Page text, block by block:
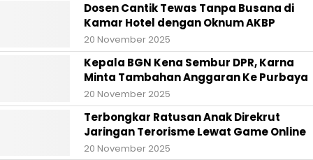
Dosen Cantik Tewas Tanpa Busana di
Kamar Hotel dengan Oknum AKBP
20 November 2025
Kepala BGN Kena Sembur DPR, Karna
Minta Tambahan Anggaran Ke Purbaya
20 November 2025
Terbongkar Ratusan Anak Direkrut
Jaringan Terorisme Lewat Game Online
20 November 2025